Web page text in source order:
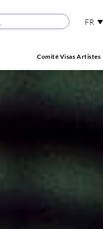
FR
Comité Visas Artistes